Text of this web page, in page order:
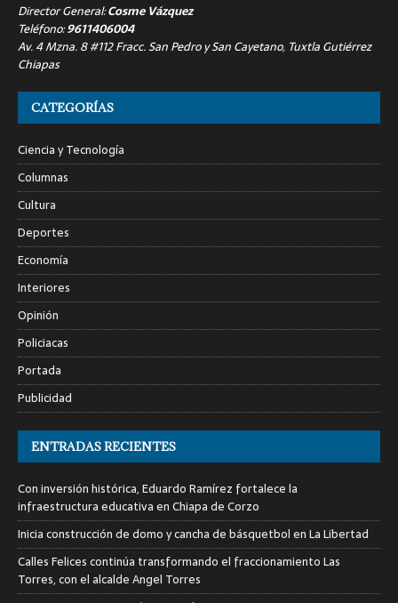
Director General:Cosme Vázquez
Teléfono:9611406004
Av. 4 Mzna. 8 #112 Fracc. San Pedro y San Cayetano, Tuxtla Gutiérrez
Chiapas
CATEGORÍAS
Ciencia y Tecnología
Columnas
Cultura
Deportes
Economía
Interiores
Opinión
Policiacas
Portada
Publicidad
ENTRADAS RECIENTES
Con inversión histórica, Eduardo Ramírez fortalece la
infraestructura educativa en Chiapa de Corzo
Inicia construcción de domo y cancha de básquetbol en La Libertad
Calles Felices continúa transformando el fraccionamiento Las
Torres, con el alcalde Angel Torres